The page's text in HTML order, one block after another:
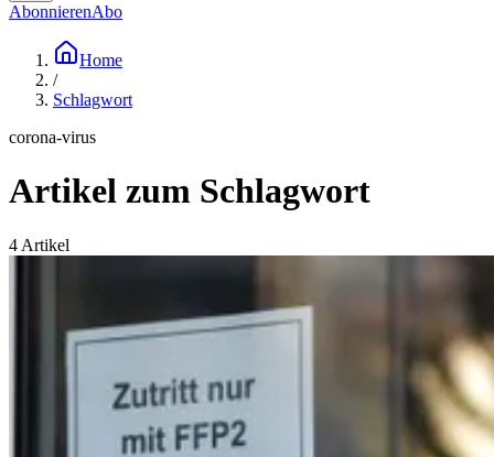
AbonnierenAbo
Home
/
Schlagwort
corona-virus
Artikel zum Schlagwort
4 Artikel